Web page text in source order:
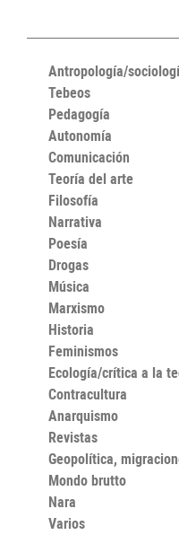
abusones ... Una
callamos y
inaccesibles.
pasado a través de
del todo ajenas.
Antropología/
Tebeos
Pedagogía
Autonomía
Comunicación
Teoría del arte
Filosofía
Narrativa
Poesía
Drogas
Música
Marxismo
Historia
Feminismos
Ecología/crítica a la
Contracultura
Anarquismo
Revistas
Geopolítica,
Mondo brutto
Nara
Varios